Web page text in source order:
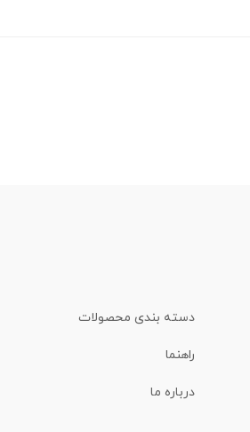
دسته بندی محصولات
راهنما
درباره ما